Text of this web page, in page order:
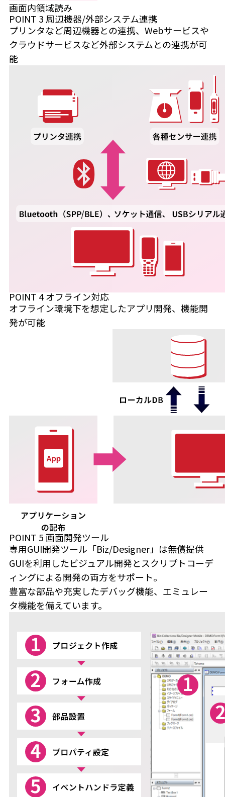
画面内領域読み
POINT 3 周辺機器/外部システム連携
プリンタなど周辺機器との連携、Webサービスや
クラウドサービスなど外部システムとの連携が可
能
POINT4オフライン対応
オフライン環境下を想定したアプリ開発、機能開
発が可能
POINT 5画面開発ツール
専用GUI開発ツール「Biz/Designer」は無償提供
GUIを利用したビジュアル開発とスクリプトコーデ
ィングによる開発の両方をサポート。
豊富な部品や充実したデバッグ機能、エミュレー
タ機能を備えています。